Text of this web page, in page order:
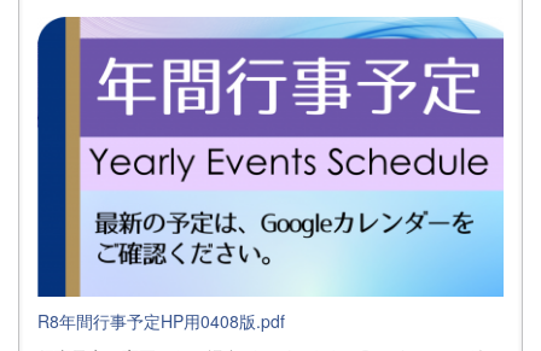
R8年間行事予定HP用0408版.pdf